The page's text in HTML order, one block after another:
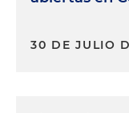
30 DE JULIO